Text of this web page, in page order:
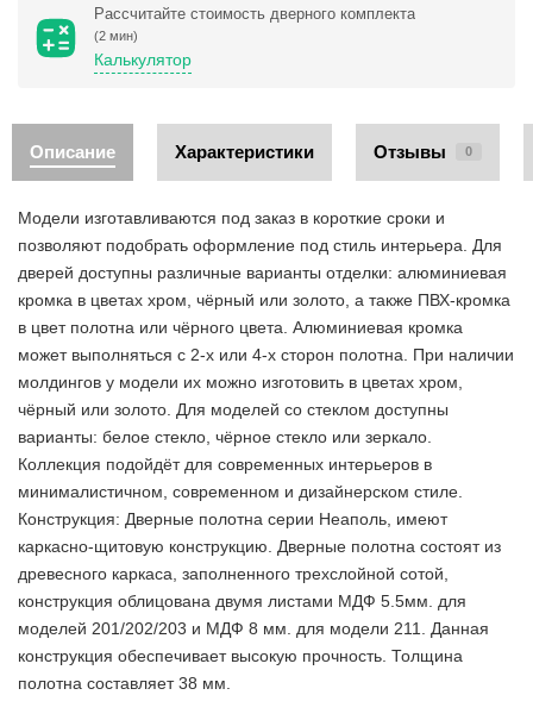
Рассчитайте стоимость дверного комплекта
(2 мин)
Калькулятор
Описание Характеристики Отзывы 0
Модели изготавливаются под заказ в короткие сроки и
позволяют подобрать оформление под стиль интерьера. Для
дверей доступны различные варианты отделки: алюминиевая
кромка в цветах хром, чёрный или золото, а также ПВХ-кромка
в цвет полотна или чёрного цвета. Алюминиевая кромка
может выполняться с 2-х или 4-х сторон полотна. При наличии
молдингов у модели их можно изготовить в цветах хром,
чёрный или золото. Для моделей со стеклом доступны
варианты: белое стекло, чёрное стекло или зеркало.
Коллекция подойдёт для современных интерьеров в
минималистичном, современном и дизайнерском стиле.
Конструкция: Дверные полотна серии Неаполь, имеют
каркасно-щитовую конструкцию. Дверные полотна состоят из
древесного каркаса, заполненного трехслойной сотой,
конструкция облицована двумя листами МДФ 5.5мм. для
моделей 201/202/203 и МДФ 8 мм. для модели 211. Данная
конструкция обеспечивает высокую прочность. Толщина
полотна составляет 38 мм.